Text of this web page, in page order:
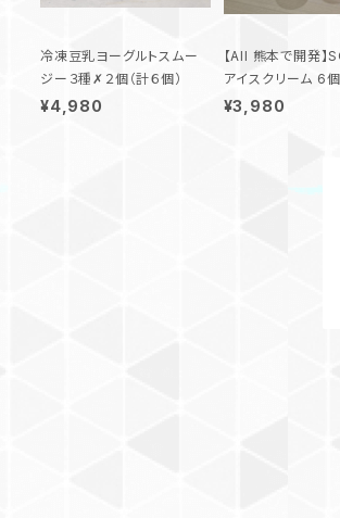
冷凍豆乳ヨーグルトスムー
ジー３種✗２個（計６個）
¥4,980
【All 熊本で開発】
アイスクリーム 6個
¥3,980